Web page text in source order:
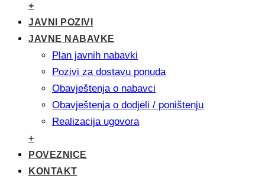
+
JAVNI POZIVI
JAVNE NABAVKE
Plan javnih nabavki
Pozivi za dostavu ponuda
Obavještenja o nabavci
Obavještenja o dodjeli / poništenju
Realizacija ugovora
+
POVEZNICE
KONTAKT